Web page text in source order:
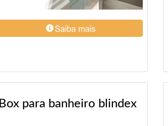
Box para banheiro blindex